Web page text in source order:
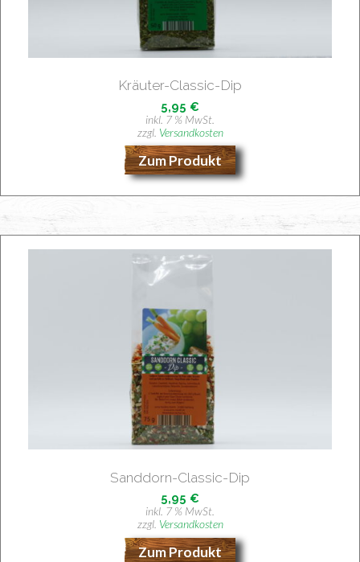
Kräu­ter-Clas­sic-Dip
5,95 €
inkl. 7 % MwSt.
zzgl. Versandkosten
Zum Produkt
Sand­dorn-Clas­sic-Dip
5,95 €
inkl. 7 % MwSt.
zzgl. Versandkosten
Zum Produkt